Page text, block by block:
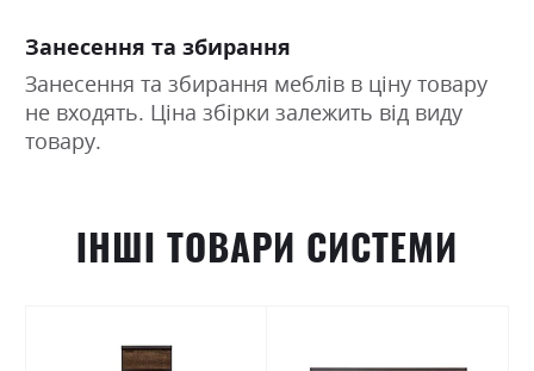
Занесення та збирання
Занесення та збирання меблів в ціну товару
не входять. Ціна збірки залежить від виду
товару.
ІНШІ ТОВАРИ СИСТЕМИ